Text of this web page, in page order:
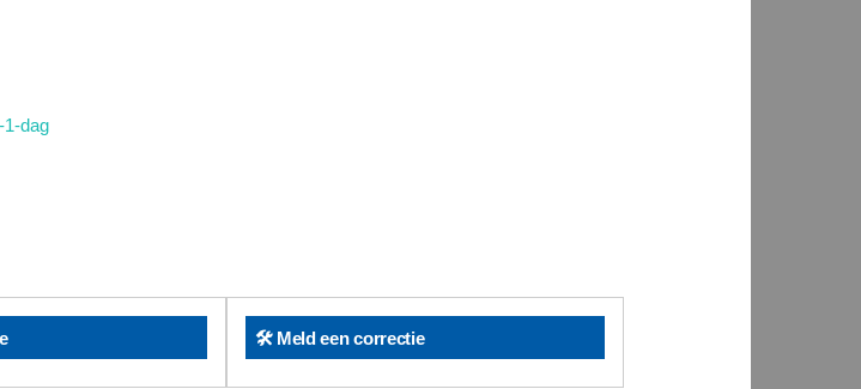
1-dag
🛠️ Meld een correctie